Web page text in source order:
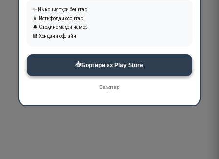
✨ Имкониятҳои бештар
📱 Истифодаи осонтар
🔔 Огоҳиномаҳои намоз
💾 Хондани офлайн
📥Боргирӣ аз Play Store
Баъдтар